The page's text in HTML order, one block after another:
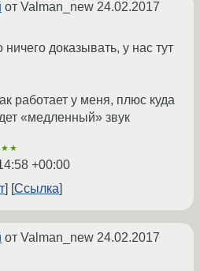
от Valman_new 24.02.2017
доказывать, у нас тут
работает у меня, плюс куда
«медленный» звук
+00:00
Ссылка
от Valman_new 24.02.2017